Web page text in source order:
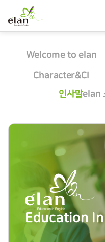
Welcome to elan
인사말
Character&CI
캐릭터 & CI
인사말elan
Education